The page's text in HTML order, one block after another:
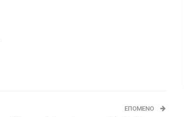
ΕΠΌΜΕΝΟ